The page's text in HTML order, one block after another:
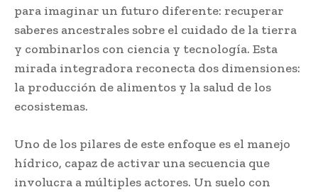
para imaginar un futuro diferente: recuperar
saberes ancestrales sobre el cuidado de la tierra
y combinarlos con ciencia y tecnología. Esta
mirada integradora reconecta dos dimensiones:
la producción de alimentos y la salud de los
ecosistemas.
Uno de los pilares de este enfoque es el manejo
hídrico, capaz de activar una secuencia que
involucra a múltiples actores. Un suelo con